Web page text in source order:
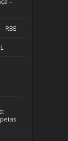
RBE